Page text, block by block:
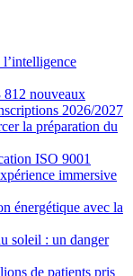
812 nouveaux
2026/2027
la préparation du
ISO 9001
immersive
énergétique avec la
soleil : un danger
de patients pris